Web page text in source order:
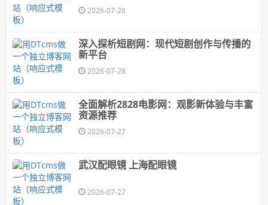
2026-07-28
深入探析短剧网：现代短剧创作与传播的
新平台
2026-07-28
全面解析2828电影网：观影新体验与丰富
资源推荐
2026-07-27
武汉配眼镜 上海配眼镜
2026-07-27